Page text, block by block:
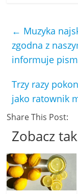
← Muzyka
zgodna z
informuje
Trzy razy
jako ratownik
Share This Post:
Zobacz